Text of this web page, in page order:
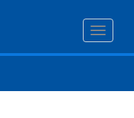
Toggle